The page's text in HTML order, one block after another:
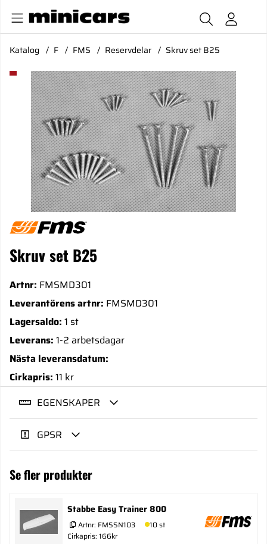
Katalog F FMS Reservdelar Skruv set B25
Produktbilder Skruv set B25
Skruv set B25
Artnr: FMSMD301
Leverantörens artnr: FMSMD301
Lagersaldo: 1 st
Leverans: 1-2 arbetsdagar
Nästa leveransdatum:
Cirkapris: 11 kr
EGENSKAPER
GPSR
Se fler produkter
Stabbe Easy Trainer 800
Artnr: FMSSN103
10 st
Cirkapris: 166kr